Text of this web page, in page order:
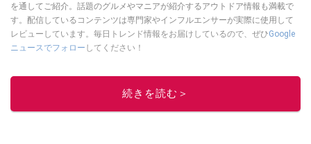
を通してご紹介。話題のグルメやマニアが紹介するアウトドア情報も満載で
す。配信しているコンテンツは専門家やインフルエンサーが実際に使用して
レビューしています。毎日トレンド情報をお届けしているので、ぜひGoogle
ニュースでフォロー してください！
続きを読む＞